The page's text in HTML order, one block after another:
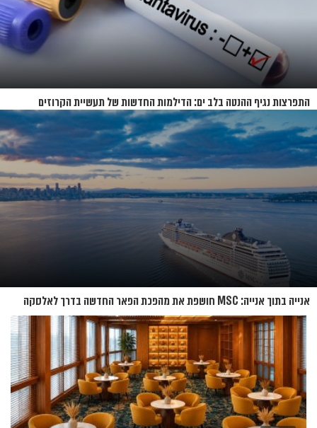
התפרצות נגיף ההנטה בלב ים: הדילמות החדשות של תעשיית הקרוזים
אנייה בתוך אנייה: MSC חושפת את מהפכת הפאר החדשה בדרך לאלסקה